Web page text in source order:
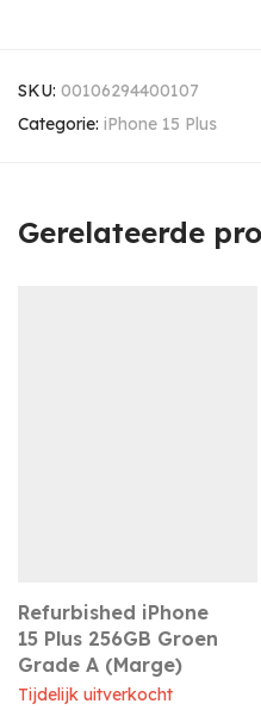
SKU: 00106294400107
Categorie: iPhone 15 Plus
Gerelateerde
Refurbished iPhone
15 Plus 256GB Groen
Grade A (Marge)
Tijdelijk uitverkocht